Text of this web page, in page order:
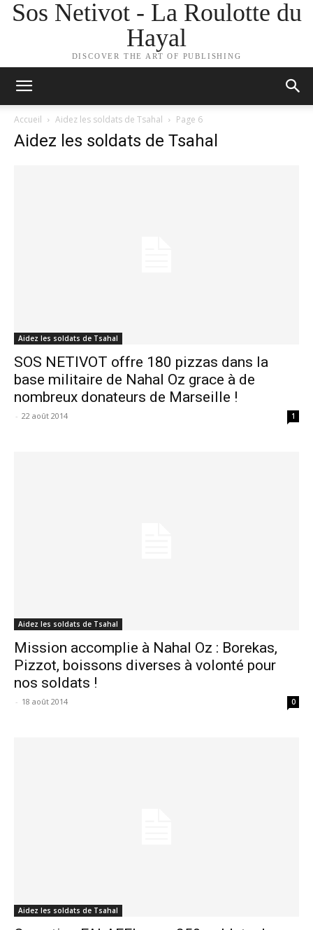
Sos Netivot - La Roulotte du
Hayal
DISCOVER THE ART OF PUBLISHING
Accueil Aidez les soldats de Tsahal Page 6
Aidez les soldats de Tsahal
Aidez les soldats de Tsahal
SOS NETIVOT offre 180 pizzas dans la
base militaire de Nahal Oz grace à de
nombreux donateurs de Marseille !
- 22 août 2014 1
Aidez les soldats de Tsahal
Mission accomplie à Nahal Oz : Borekas,
Pizzot, boissons diverses à volonté pour
nos soldats !
- 18 août 2014 0
Aidez les soldats de Tsahal